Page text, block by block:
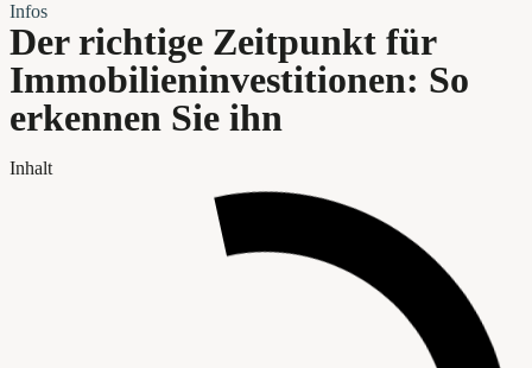
Infos
Der richtige Zeitpunkt für
Immobilieninvestitionen: So
erkennen Sie ihn
Inhalt